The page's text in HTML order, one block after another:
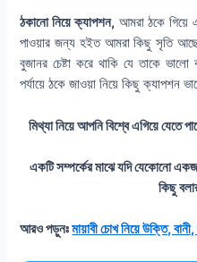
ঠকানো নিয়ে ক্যাপশন,আমরা ঠকে গিয়ে
পাওয়ার জন্য হইত আমরা কিছু সৃতি আছে
বুজানর চেষ্টা করে থাকি যে তাকে
পর্যায়ে ঠকে জাওয়া নিয়ে কিছু ক্যাপশন
মিথ্যা নিয়ে আপনি বিশ্বে এগিয়ে যেতে
একটি সম্পর্কের মাঝে যদি যেকোনো
কিছু
আরও পড়ুনঃমায়াবী চোখ নিয়ে উক্তি,